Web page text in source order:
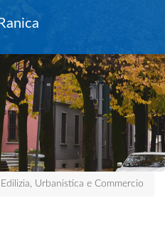
Edilizia, Urbanistica e Commercio